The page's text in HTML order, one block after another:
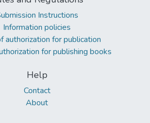
Instructions
Information policies
authorization for publication
for publishing books
Help
Contact
About